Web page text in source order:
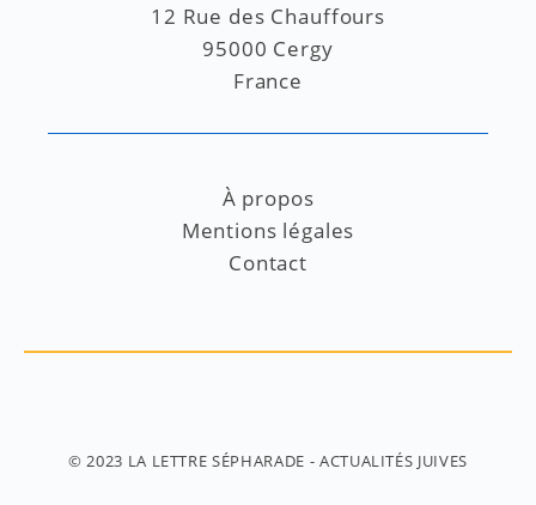
12 Rue des Chauffours
95000 Cergy
France
À propos
Mentions légales
Contact
© 2023 LA LETTRE SÉPHARADE - ACTUALITÉS JUIVES